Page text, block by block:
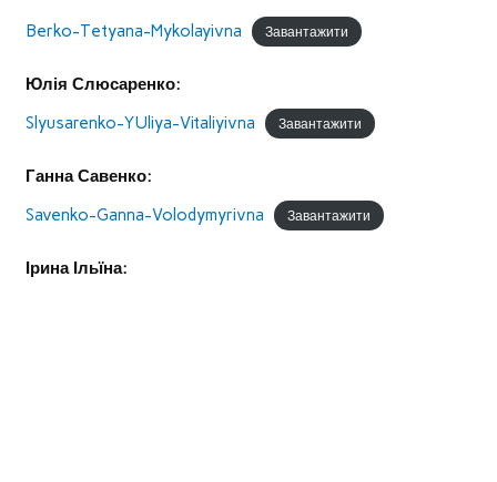
Berko-Tetyana-Mykolayivna
Завантажити
Юлія Слюсаренко:
Slyusarenko-YUliya-Vitaliyivna
Завантажити
Ганна Савенко:
Savenko-Ganna-Volodymyrivna
Завантажити
Ірина Ільїна: